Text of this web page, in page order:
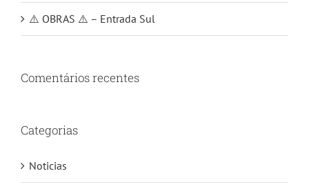
⚠️ OBRAS ⚠️ – Entrada Sul
Comentários recentes
Categorias
Noticias